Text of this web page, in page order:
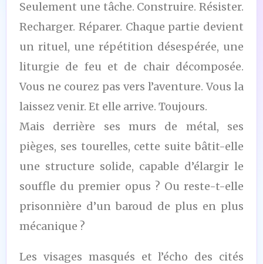
Seulement une tâche. Construire. Résister.
Recharger. Réparer. Chaque partie devient
un rituel, une répétition désespérée, une
liturgie de feu et de chair décomposée.
Vous ne courez pas vers l’aventure. Vous la
laissez venir. Et elle arrive. Toujours.
Mais derrière ses murs de métal, ses
pièges, ses tourelles, cette suite bâtit-elle
une structure solide, capable d’élargir le
souffle du premier opus ? Ou reste-t-elle
prisonnière d’un baroud de plus en plus
mécanique ?
Les visages masqués et l’écho des cités